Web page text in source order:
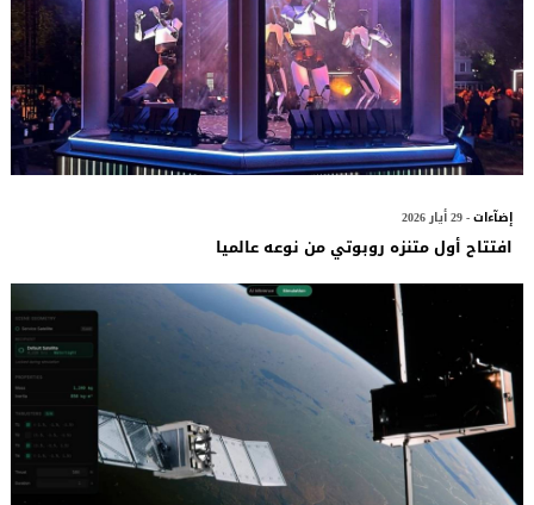
إضآءات- 29 أيار 2026
افتتاح أول متنزه روبوتي من نوعه عالميا